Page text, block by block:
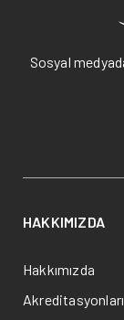
Sosyal
HAKKIMIZDA
Hakkımızda